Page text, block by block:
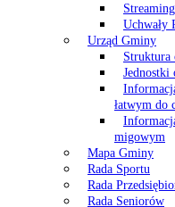
Uchwały
Urząd Gminy
Struktura
Jednostki
łatwym do
migowym
Mapa Gminy
Rada Sportu
Rada
Rada Seniorów